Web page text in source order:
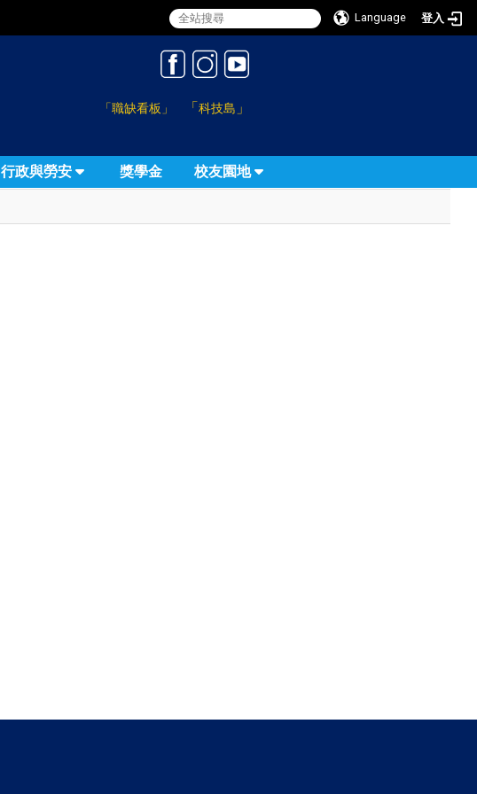
Language 登入
「職缺看板」 「科技島 」
行政與勞安 獎學金 校友園地